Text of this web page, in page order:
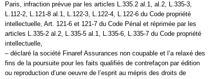
Paris, infraction prévue par les articles L.335.2 al.1, al.2, L.335-3,
L.112-2, L.121-8 al.1, L.122-3, L.122-4, L.122-6 du Code propriété
intellectuelle, Art. 121-6 et 121-7 du Code Pénal et réprimée par les
articles L.335-2 al.2, L.335-5 al.1, L.335-6, L.335-7 du Code propriété
intellectuelle,
– déclaré la société Finaref Assurances non coupable et l’a relaxé des
fins de la poursuite pour les faits qualifiés de contrefaçon par édition
ou reproduction d’une oeuvre de l’esprit au mépris des droits de